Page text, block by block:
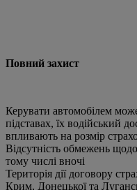
Повний захист
Керувати автомобілем
підставах, їх водійський
впливають на розмір
Відсутність обмежень
тому числі вночі
Територія дії договору
Крим, Донецької та